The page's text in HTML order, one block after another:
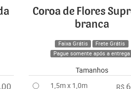
Coroa de Flores
branca
Faixa Grátis
Frete Grátis
Pague somente após a entrega
Tamanhos
1,5m x 1,0m
R$